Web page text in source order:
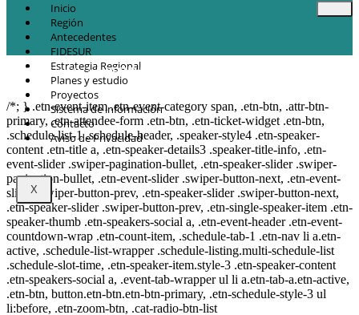
Inicio
Región
Antecedentes
FIDESUR
Estrategia Regional
Planes y estudio
Proyectos
Sistema de información
Contacto
Aviso de Privacidad
X
© Copyright 2021.FIDESURFideicomiso para el Desarrollo Regional del
Sur Sureste.
/*; } .etn-event-item .etn-event-category span, .etn-btn, .attr-btn-
primary, .etn-attendee-form .etn-btn, .etn-ticket-widget .etn-btn,
.schedule-list-1 .schedule-header, .speaker-style4 .etn-speaker-
content .etn-title a, .etn-speaker-details3 .speaker-title-info, .etn-
event-slider .swiper-pagination-bullet, .etn-speaker-slider .swiper-
pagination-bullet, .etn-event-slider .swiper-button-next, .etn-event-
slider .swiper-button-prev, .etn-speaker-slider .swiper-button-next,
.etn-speaker-slider .swiper-button-prev, .etn-single-speaker-item .etn-
speaker-thumb .etn-speakers-social a, .etn-event-header .etn-event-
countdown-wrap .etn-count-item, .schedule-tab-1 .etn-nav li a.etn-
active, .schedule-list-wrapper .schedule-listing.multi-schedule-list
.schedule-slot-time, .etn-speaker-item.style-3 .etn-speaker-content
.etn-speakers-social a, .event-tab-wrapper ul li a.etn-tab-a.etn-active,
.etn-btn, button.etn-btn.etn-btn-primary, .etn-schedule-style-3 ul
li:before, .etn-zoom-btn, .cat-radio-btn-list